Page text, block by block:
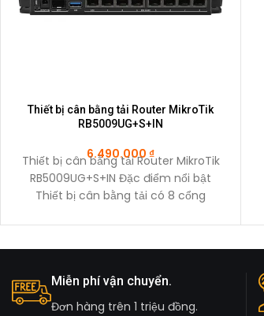
Thiết bị cân bằng tải Router MikroTik
RB5009UG+S+IN
6.490.000 ₫
Thiết bị cân bằng tải Router MikroTik
RB5009UG+S+IN Đặc điểm nổi bật
Thiết bị cân bằng tải có 8 cổng
Miễn phí vận chuyển.
Đơn hàng trên 1 triệu đồng.